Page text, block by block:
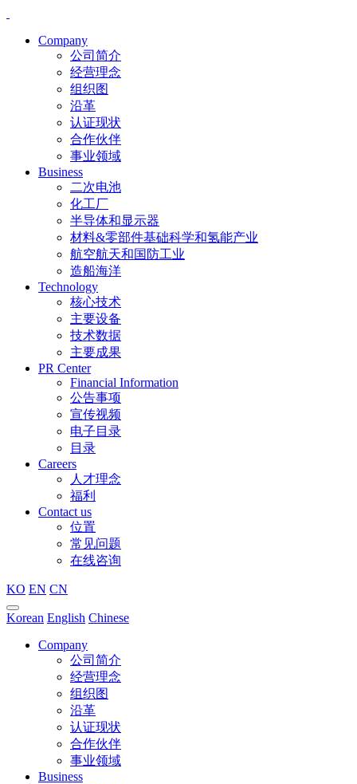
Company
公司简介
经营理念
组织图
沿革
认证现状
合作伙伴
事业领域
Business
二次电池
化工厂
半导体和显示器
材料&零部件基础科学和氢能产业
航空航天和国防工业
造船海洋
Technology
核心技术
主要设备
技术数据
主要成果
PR Center
Financial Information
公告事项
宣传视频
电子目录
目录
Careers
人才理念
福利
Contact us
位置
常见问题
在线咨询
KO EN CN
Korean English Chinese
Company
公司简介
经营理念
组织图
沿革
认证现状
合作伙伴
事业领域
Business